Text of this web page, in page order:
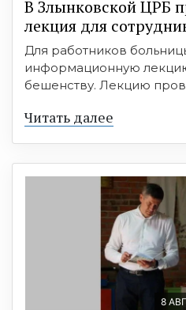
В Злынковской ЦРБ
лекция для
Для работников
информационную
бешенству. Лекцию
Читать далее
8